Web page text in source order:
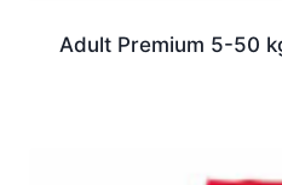
Adult Premium 5-50